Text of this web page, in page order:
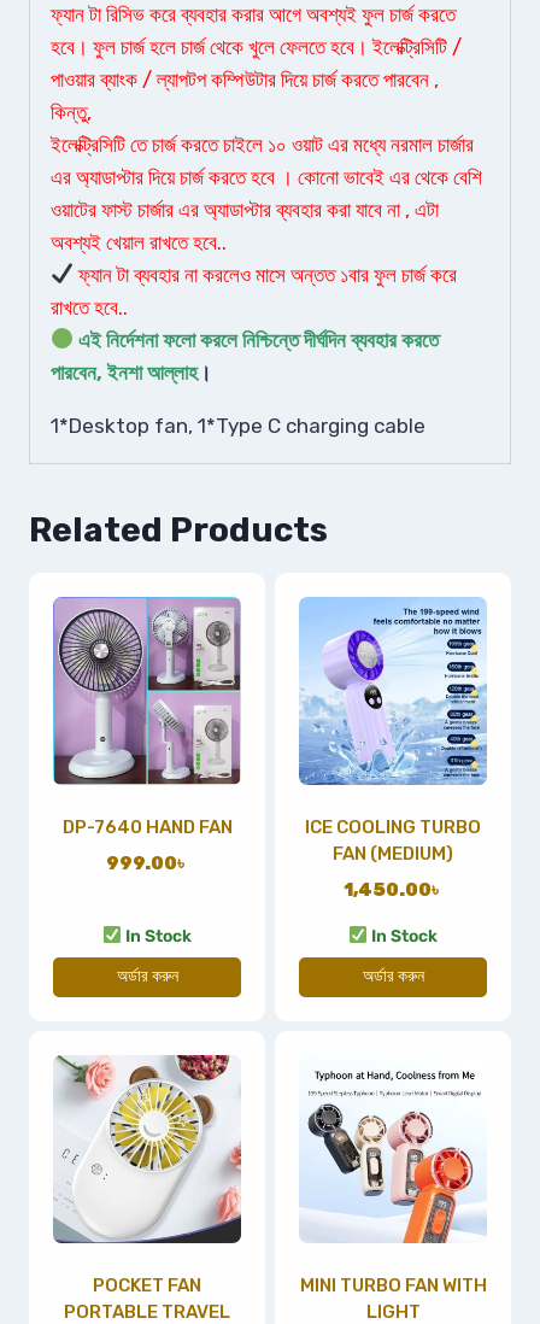
ফ্যান টা রিসিভ করে ব্যবহার করার আগে অবশ্যই ফুল চার্জ করতে
হবে। ফুল চার্জ হলে চার্জ থেকে খুলে ফেলতে হবে। ইলেক্ট্রিসিটি /
পাওয়ার ব্যাংক / ল্যাপটপ কম্পিউটার দিয়ে চার্জ করতে পারবেন ,
কিন্তু,
ইলেক্ট্রিসিটি তে চার্জ করতে চাইলে ১০ ওয়াট এর মধ্যে নরমাল চার্জার
এর অ্যাডাপ্টার দিয়ে চার্জ করতে হবে । কোনো ভাবেই এর থেকে বেশি
ওয়াটের ফাস্ট চার্জার এর অ্যাডাপ্টার ব্যবহার করা যাবে না , এটা
অবশ্যই খেয়াল রাখতে হবে..
ফ্যান টা ব্যবহার না করলেও মাসে অন্তত ১বার ফুল চার্জ করে
রাখতে হবে..
এই নির্দেশনা ফলো করলে নিশ্চিন্তে দীর্ঘদিন ব্যবহার করতে
পারবেন, ইনশা আল্লাহ।
1*Desktop fan, 1*Type C charging cable
Related Products
DP-7640 HAND FAN
999.00৳
In Stock
অর্ডার করুন
ICE COOLING TURBO
FAN (MEDIUM)
1,450.00৳
In Stock
অর্ডার করুন
POCKET FAN
PORTABLE TRAVEL
MINI TURBO FAN WITH
LIGHT